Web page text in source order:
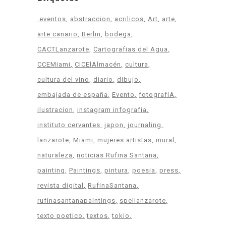
.eventos abstraccion acrilicos Art
arte
arte canario
Berlin
bodega
CACTLanzarote
Cartografias del Agua
CCEMiami
CICElAlmacén
cultura
cultura del vino
diario
dibujo
embajada de españa
Evento
fotografíA
ilustracion
instagram infografia
instituto cervantes japon
journaling
lanzarote Miami mujeres artistas mural
naturaleza
noticias Rufina Santana
painting
Paintings pintura poesia
press
revista digital
RufinaSantana
rufinasantanapaintings
spellanzarote
texto poetico
textos tokio